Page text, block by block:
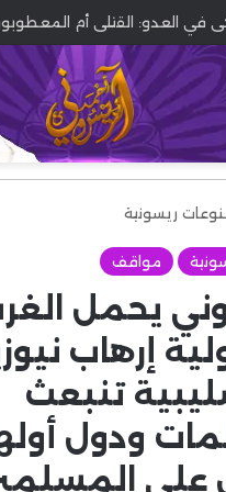
في العدو: القتلى أم
ريسونية
مواقف
يحمل
إرهاب
تنبعث
ودول
على